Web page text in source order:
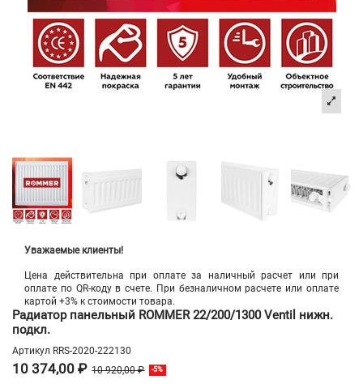
Уважаемые клиенты!
Цена действительна при оплате за наличный расчет или при
оплате по QR-коду в счете. При безналичном расчете или оплате
картой +3% к стоимости товара.
Радиатор панельный ROMMER 22/200/1300 Ventil нижн.
подкл.
Артикул RRS-2020-222130
10 374,00 ₽ 10 920,00 ₽ -5%